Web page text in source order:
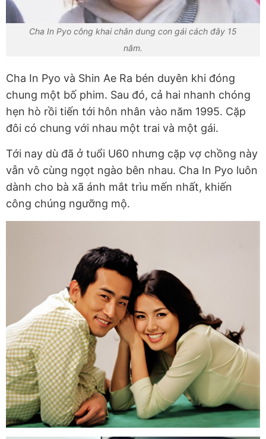
Cha In Pyo công khai chân dung con gái cách đây 15
năm.
Cha In Pyo và Shin Ae Ra bén duyên khi đóng
chung một bố phim. Sau đó, cả hai nhanh chóng
hẹn hò rồi tiến tới hôn nhân vào năm 1995. Cặp
đôi có chung với nhau một trai và một gái.
Tới nay dù đã ở tuổi U60 nhưng cặp vợ chồng này
vẫn vô cùng ngọt ngào bên nhau. Cha In Pyo luôn
dành cho bà xã ánh mắt trìu mến nhất, khiến
công chúng ngưỡng mộ.